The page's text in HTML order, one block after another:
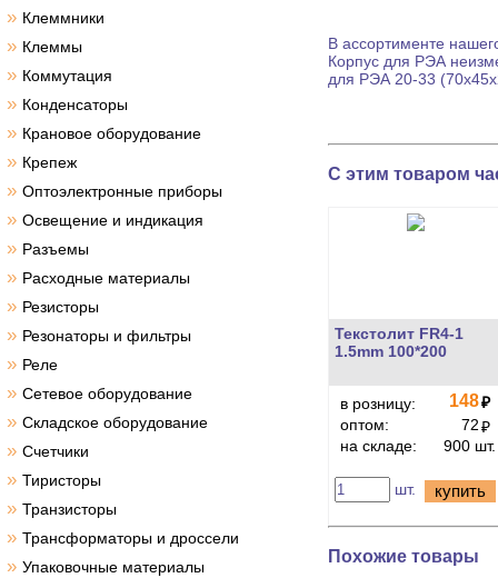
» Клеммники
» Клеммы
» Коммутация
» Конденсаторы
» Крановое оборудование
» Крепеж
» Оптоэлектронные приборы
» Освещение и индикация
» Разъемы
» Расходные материалы
» Резисторы
» Резонаторы и фильтры
» Реле
» Сетевое оборудование
» Складское оборудование
» Счетчики
» Тиристоры
» Транзисторы
» Трансформаторы и дроссели
» Упаковочные материалы
В ассортименте
Корпус для РЭА
для РЭА 20-33
С этим товаром
Текстолит FR4-1
1.5mm 100*200
в розницу: 148₽
оптом:
72₽
на складе:
900 шт.
шт. купить
Похожие товары